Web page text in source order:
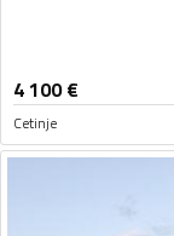
4 100€
Cetinje